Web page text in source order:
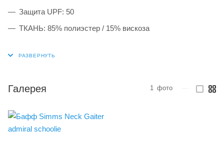
Защита UPF: 50
ТКАНЬ: 85% полиэстер / 15% вискоза
Галерея 1 фото